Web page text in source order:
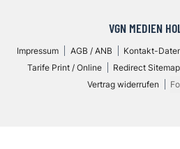
VGN MEDIEN
Impressum AGB / ANB Kontakt-
Tarife Print / Online
Redirect Sitemap
Vertrag widerrufen